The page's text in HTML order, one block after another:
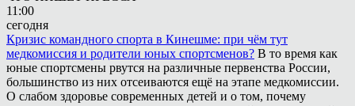
11:00
сегодня
Кризис командного спорта в Кинешме: при чём тут
медкомиссия и родители юных спортсменов? В то время как
юные спортсмены рвутся на различные первенства России,
большинство из них отсеиваются ещё на этапе медкомиссии.
О слабом здоровье современных детей и о том, почему